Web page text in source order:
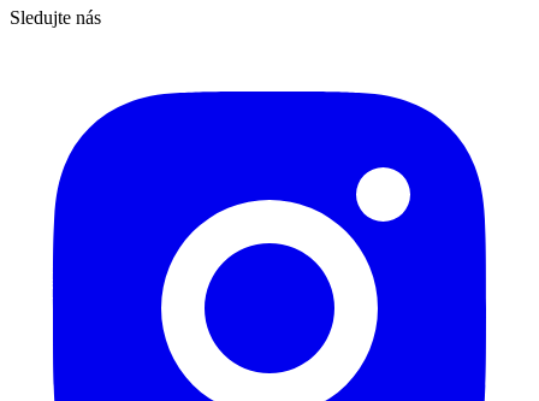
Sledujte nás